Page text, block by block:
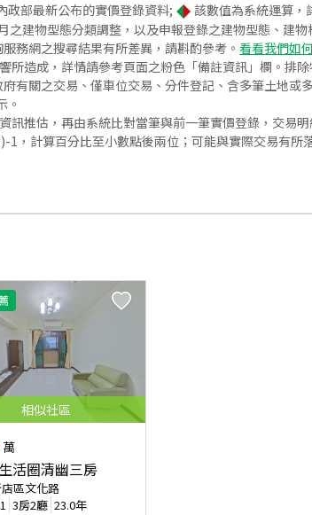
政部最新公布的實價登錄資料; 該數值為系統運算，
建物型態分類調整，以及申報登錄之建物型態、建
務網之搜尋結果有所差異，請斟酌參考。 看看我們如
所造成，詳情請參考頁面之粉色「備註資訊」欄。排
有關之交易、僅車位交易、分件登記、含多筆土地或
。
訊推估，再由系統比對當筆與前一筆實價登錄，交易
，計算百分比至小數點後兩位；可能與實際交易有所
相似社區
萬
活圈清幽三房
區文化路
3房2廳 23.0年